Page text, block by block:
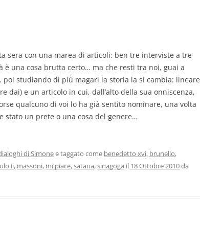
sera con una marea di articoli: ben tre interviste a tre
è una cosa brutta certo… ma che resti tra noi, guai a
studiando di più magari la storia la si cambia: lineare
dai) e un articolo in cui, dall’alto della sua onniscenza,
qualcuno di voi lo ha già sentito nominare, una volta
stato un prete o una cosa del genere…
di Simonee taggato come benedetto xvi, brunello,
ii, massoni, mi piace,satana,sinagoga il 18 Ottobre 2010da